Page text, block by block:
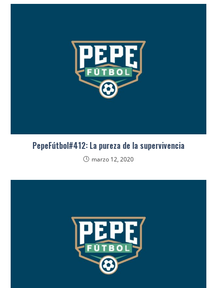
PepeFútbol#412: La pureza de la supervivencia
marzo 12, 2020